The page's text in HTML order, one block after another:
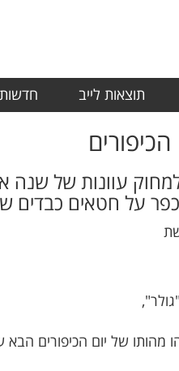
תוצאות לייב חדשות
עוונות של שנה
לכפר על חטאים
של יום הכיפורים הבא